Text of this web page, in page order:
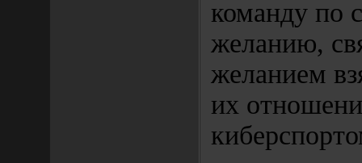
команду по
желанию,
желанием
их